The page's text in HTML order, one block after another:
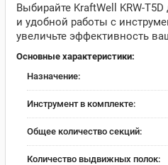
Выбирайте KraftWell KRW-
и удобной работы с
увеличьте эффективность
Основные характеристики:
Назначение:
Инструмент в комплекте:
Общее количество секций:
Количество выдвижных полок: